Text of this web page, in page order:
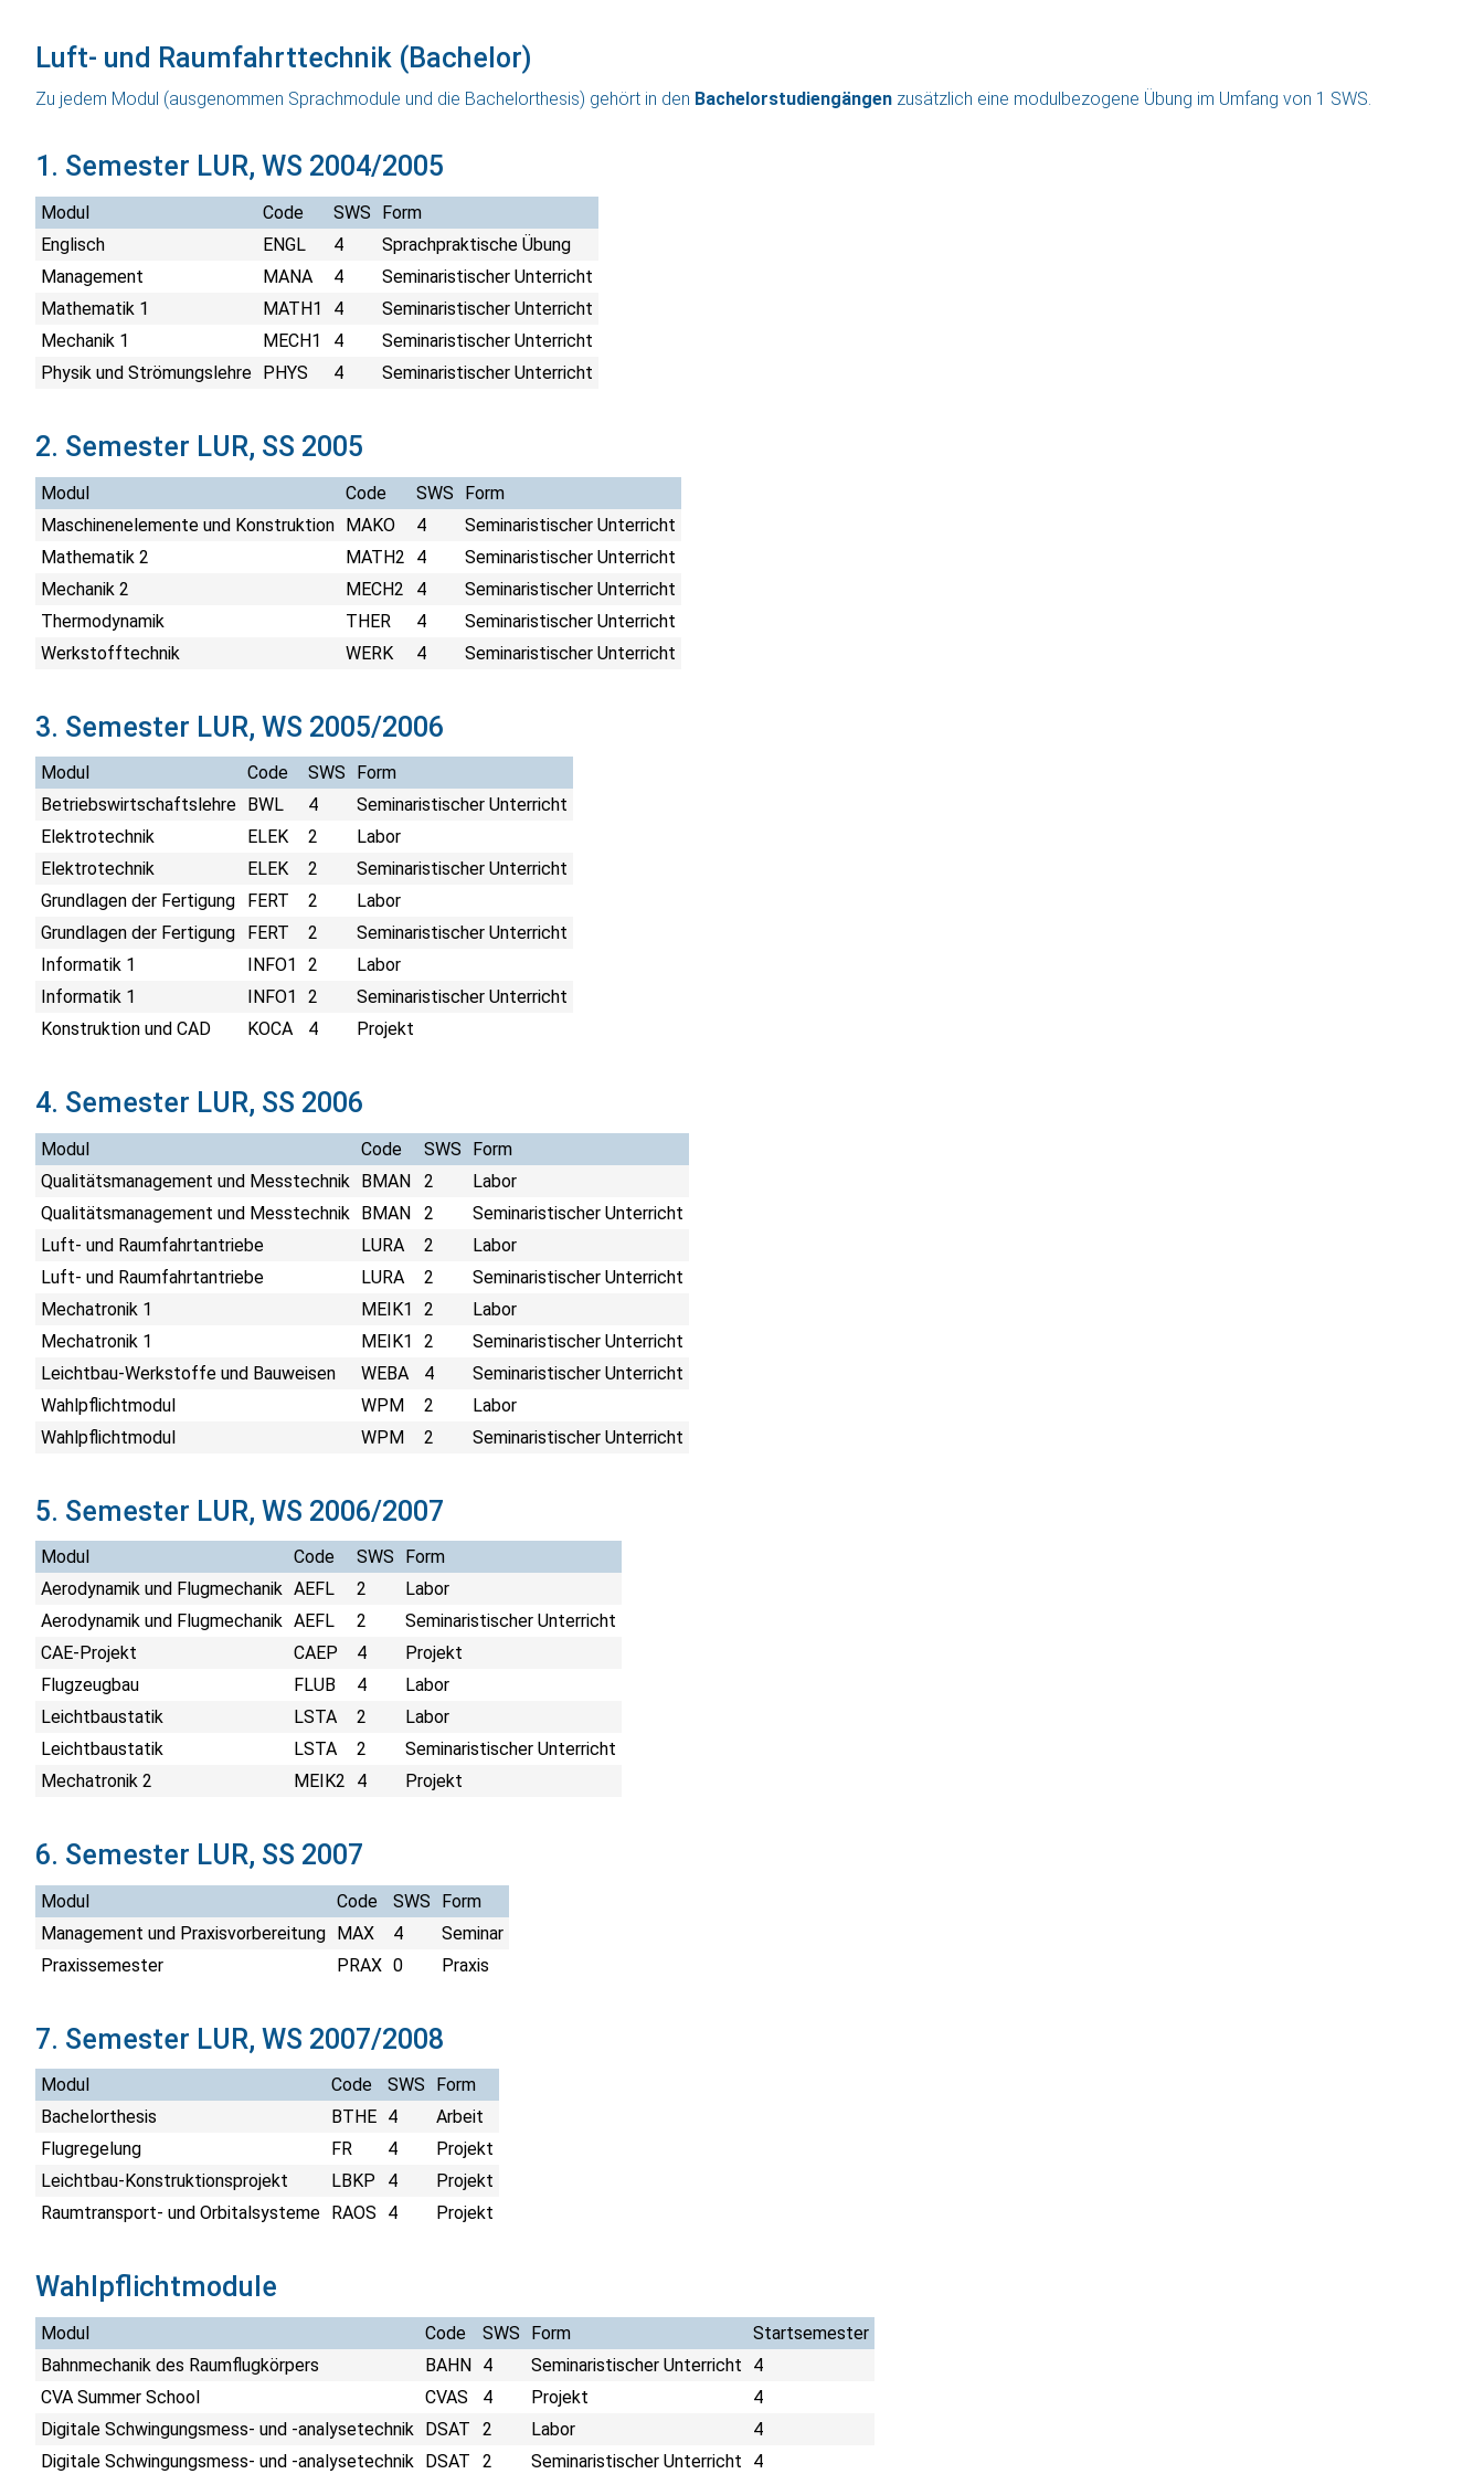
Luft- und Raumfahrttechnik (Bachelor)
Zu jedem Modul (ausgenommen Sprachmodule und die Bachelorthesis) gehört in den Bachelorstudiengängen zusätzlich eine modulbezogene Übung im Umfang von 1 SWS.
1. Semester LUR, WS 2004/2005
Modul Code SWS
Form
Englisch
ENGL 4
Sprachpraktische Übung
Management
MANA 4
Seminaristischer Unterricht
Mathematik 1
MATH1 4
Seminaristischer Unterricht
Mechanik 1
MECH1 4
Seminaristischer Unterricht
Physik und Strömungslehre PHYS 4 Seminaristischer Unterricht
2. Semester LUR, SS 2005
Modul Code SWS
Form
Maschinenelemente und Konstruktion MAKO 4
Seminaristischer Unterricht
Mathematik 2
MATH2 4
Seminaristischer Unterricht
Mechanik 2
MECH2 4
Seminaristischer Unterricht
Thermodynamik
THER 4
Seminaristischer Unterricht
Werkstofftechnik
WERK 4 Seminaristischer Unterricht
3. Semester LUR, WS 2005/2006
Modul Code SWS
Form
Betriebswirtschaftslehre BWL 4
Seminaristischer Unterricht
Elektrotechnik
ELEK 2
Labor
Elektrotechnik
ELEK 2
Seminaristischer Unterricht
Grundlagen der Fertigung
FERT 2
Labor
Grundlagen der Fertigung
FERT 2
Seminaristischer Unterricht
Informatik 1
INFO1 2
Labor
Informatik 1
INFO1 2
Seminaristischer Unterricht
Konstruktion und CAD
KOCA 4 Projekt
4. Semester LUR, SS 2006
Modul Code SWS
Form
Qualitätsmanagement und Messtechnik
BMAN 2
Labor
Qualitätsmanagement und Messtechnik
BMAN 2
Seminaristischer Unterricht
Luft- und Raumfahrtantriebe
LURA 2
Labor
Luft- und Raumfahrtantriebe
LURA 2
Seminaristischer Unterricht
Mechatronik 1
MEIK1 2
Labor
Mechatronik 1
MEIK1 2
Seminaristischer Unterricht
Leichtbau-Werkstoffe und Bauweisen
WEBA 4
Seminaristischer Unterricht
Wahlpflichtmodul
WPM 2
Labor
Wahlpflichtmodul
WPM 2 Seminaristischer Unterricht
5. Semester LUR, WS 2006/2007
Modul Code SWS
Form
Aerodynamik und Flugmechanik AEFL 2
Labor
Aerodynamik und Flugmechanik AEFL 2
Seminaristischer Unterricht
CAE-Projekt
CAEP 4
Projekt
Flugzeugbau
FLUB 4
Labor
Leichtbaustatik
LSTA 2
Labor
Leichtbaustatik
LSTA 2
Seminaristischer Unterricht
Mechatronik 2
MEIK2 4 Projekt
6. Semester LUR, SS 2007
Modul Code SWS
Form
Management und Praxisvorbereitung MAX 4
Seminar
Praxissemester
PRAX 0 Praxis
7. Semester LUR, WS 2007/2008
Modul Code SWS
Form
Bachelorthesis
BTHE 4
Arbeit
Flugregelung
FR 4
Projekt
Leichtbau-Konstruktionsprojekt
LBKP 4
Projekt
Raumtransport- und Orbitalsysteme
RAOS 4 Projekt
Wahlpflichtmodule
Modul Code SWS Form
Startsemester
Bahnmechanik des Raumflugkörpers
BAHN 4 Seminaristischer Unterricht
4
CVA Summer School
CVAS 4 Projekt
4
Digitale Schwingungsmess- und -analysetechnik
DSAT 2 Labor
4
Digitale Schwingungsmess- und -analysetechnik
DSAT 2 Seminaristischer Unterricht 4